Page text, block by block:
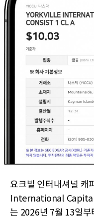
요크빌 인터내셔널
International Capital
는 2026년 7월 13일